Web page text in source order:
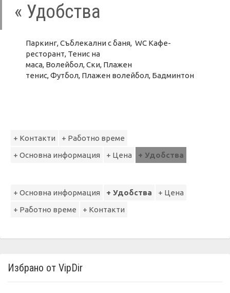
« Удобства
Паркинг, Съблекални с баня, WC Кафе-
ресторант, Тенис на
маса, Волейбол, Ски, Плажен
тенис, Футбол, Плажен волейбол, Бадминтон
+ Контакти
+ Работно време
+ Основна информация
+ Цена + Удобства
+ Основна информация + Удобства
+ Цена
+ Работно време
+ Контакти
Избрано от VipDir